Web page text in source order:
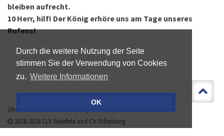
Durch die weitere Nutzung der Seite
stimmen Sie der Verwendung von Cookies
zu. Weitere Informationen
OK
bleiben aufrecht.
10 Herr, hilf! Der König erhöre uns am Tage unseres
Rufens!
Über »LEBEN IST MEHR«
2018-2026 CLV Bielefeld und CV Dillenburg